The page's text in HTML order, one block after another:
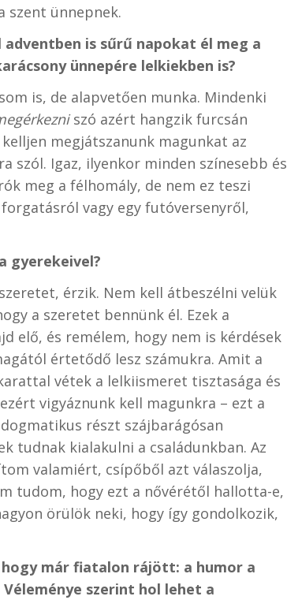
szent ünnepnek.
is sűrű napokat él meg a
ünnepére lelkiekben is?
is, de alapvetően munka. Mindenki
szó azért hangzik furcsán
megjátszanunk magunkat az
szól. Igaz, ilyenkor minden színesebb és
meg a félhomály, de nem ez teszi
vagy egy futóversenyről,
gyerekeivel?
érzik. Nem kell átbeszélni velük
a szeretet bennünk él. Ezek a
elő, és remélem, hogy nem is kérdések
értetődő lesz számukra. Amit a
vétek a lelkiismeret tisztasága és
vigyáznunk kell magunkra – ezt a
részt szájbarágósan
tudnak kialakulni a családunkban. Az
valamiért, csípőből azt válaszolja,
tudom, hogy ezt a nővérétől hallotta-e,
örülök neki, hogy így gondolkozik,
már fiatalon rájött: a humor a
szerint hol lehet a